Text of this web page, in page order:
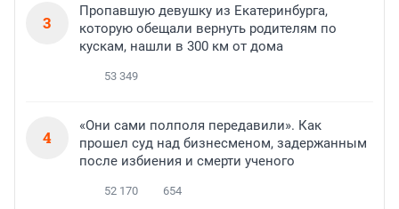
3
Пропавшую девушку из Екатеринбурга,
которую обещали вернуть родителям по
кускам, нашли в 300 км от дома
53 349
4
«Они сами полполя передавили». Как
прошел суд над бизнесменом, задержанным
после избиения и смерти ученого
52 170 654